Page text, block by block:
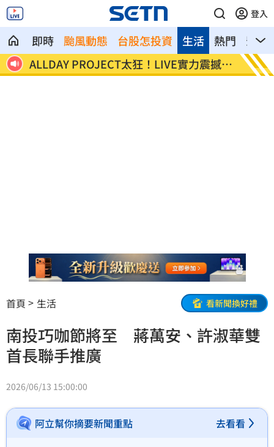
登入
即時 颱風動態 台股怎投資 熱門 影音
生活
全 顧立雄視導第三作戰區 慰勉參演官兵辛
勞
放雙
首頁 生活 看新聞換好禮
南投巧咖節將至 蔣萬安、許淑華雙
首長聯手推廣
2026/06/13 15:00:00
阿立幫你摘要新聞重點 去看看